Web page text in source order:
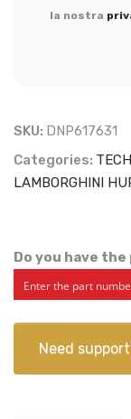
la nostra
SKU: DNP617631
Categories:
LAMBORGHINI
Do you have
Need